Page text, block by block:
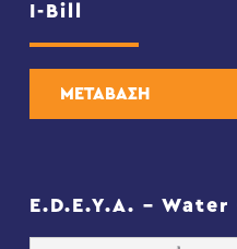
I-Bill
ΜΕΤΑΒΑΣΗ
E.D.E.Y.A. –